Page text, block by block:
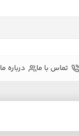
تماس با ما درباره ما